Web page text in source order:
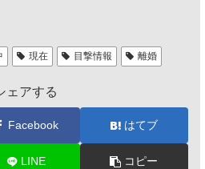
現在 目撃情報 離婚
ェアする
Facebook はてブ
LINE コピー